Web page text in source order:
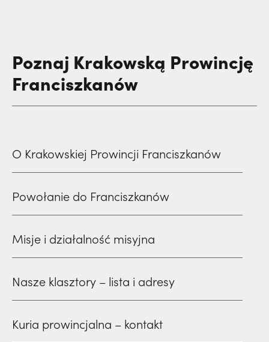
Poznaj Krakowską Prowincję
Franciszkanów
O Krakowskiej Prowincji Franciszkanów
Powołanie do Franciszkanów
Misje i działalność misyjna
Nasze klasztory – lista i adresy
Kuria prowincjalna – kontakt